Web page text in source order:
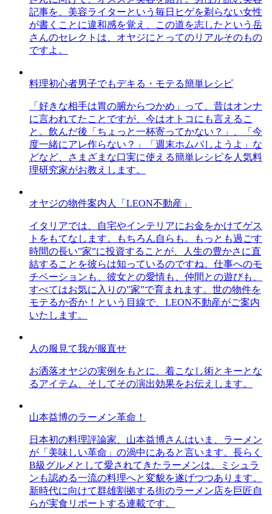
記事を、美容ライターという毎日ヒゲを剃らない女性
が書くことに違和感を覚え、この道を志したという岳
さんのセレクトは、オヤジにとってのリアルそのもの
ですよ。
料理初心者男子でもデキる・モテる簡単レシピ
「好きな相手は胃の腑からつかめ」って、昔はオンナ
に言われてたことですが、今はオトコにも言えるこ
と。飲んだ後「ちょっと一杯寄ってかない？」、「今
度一緒にアレ作らない？」「週末ホムパしようよ」な
どなど、さまざまな口実に使える簡単レシピを人気料
理研究家がお教えします。
オヤジの物件案内人「LEON不動産」
イタリアでは、自宅やインテリアにお金をかけてゲス
トをもてなします。もちろん自らも。もっとも過ごす
時間の長い”家”に投資することが、人生の豊かさに直
結することを彼らは知っているのですね。仕事へのモ
チベーションも、彼女との愛情も、仲間との遊びも、
すべてはお気に入りの”家”で育まれます。世の物件を
モテるか否か！という目線で、LEON不動産がご案内
いたします。
人の服見て我が服直せ
お洒落オヤジの実例をもとに、着こなし術とキーとな
るアイテム、そしてその演出効果をお伝えします。
山本益博のラーメン革命！
日本初の料理評論家、山本益博さんはいま、ラーメン
が「美味しい革命」の渦中にあると言います。長らく
B級グルメとして愛されてきたラーメンは、ミシュラ
ンも認める一流の料理へと変貌を遂げつつあります。
新時代に向けて群雄割拠する街のラーメン店を巨匠自
らが実食リポートする連載です。